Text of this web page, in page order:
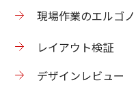
現場作業のエルゴ
レイアウト検証
デザインレビュー